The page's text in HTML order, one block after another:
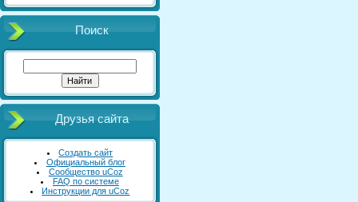
Поиск
Друзья сайта
Создать сайт
Официальный блог
Сообщество uCoz
FAQ по системе
Инструкции для uCoz